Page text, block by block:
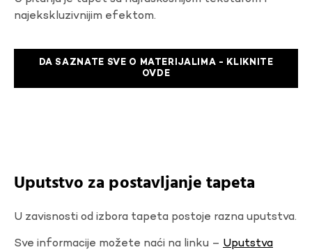
najekskluzivnijim efektom.
DA SAZNATE SVE O MATERIJALIMA - KLIKNITE
OVDE
Uputstvo za postavljanje tapeta
U zavisnosti od izbora tapeta postoje razna uputstva.
Sve informacije možete naći na linku – Uputstva